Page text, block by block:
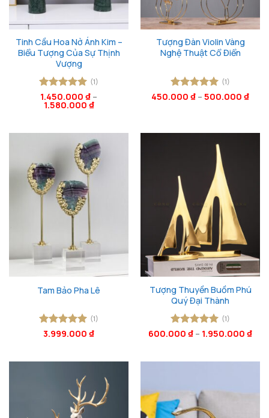
Tinh Cầu Hoa Nở Ánh Kim –
Biểu Tượng Của Sự Thịnh
Vượng
Được xếp
hạng55
(1)
1.450.000 ₫ –
1.580.000 ₫
Tượng Đàn Violin Vàng
Nghệ Thuật Cổ Điển
Được xếp
(1)
450.000 ₫ – 500.000 ₫
Tam Bảo Pha Lê
Được xếp
(1)
3.999.000 ₫
Tượng Thuyền Buồm Phú
Quý Đại Thành
Được xếp
(1)
600.000 ₫ – 1.950.000 ₫